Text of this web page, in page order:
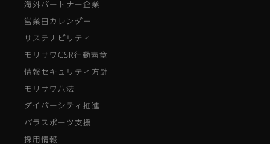
海外パートナー企業
営業日カレンダー
サステナビリティ
モリサワCSR行動憲章
情報セキュリティ方針
モリサワ八法
ダイバーシティ推進
パラスポーツ支援
採用情報